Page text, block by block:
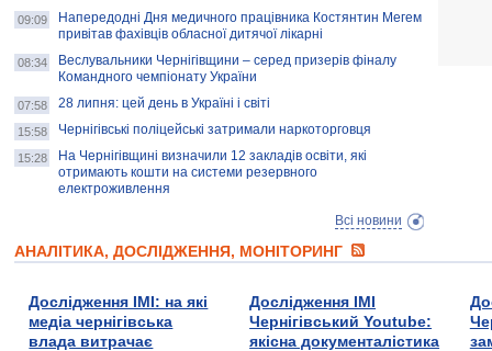
09:09
Напередодні Дня медичного працівника Костянтин Мегем
привітав фахівців обласної дитячої лікарні
08:34
Веслувальники Чернігівщини – серед призерів фіналу
Командного чемпіонату України
07:58 28 липня: цей день в Україні і світі
15:58 Чернігівські поліцейські затримали наркоторговця
15:28
На Чернігівщині визначили 12 закладів освіти, які
отримають кошти на системи резервного
електроживлення
Всі новини
АНАЛІТИКА, ДОСЛІДЖЕННЯ, МОНІТОРИНГ
Дослідження ІМІ: на які
медіа чернігівська
влада витрачає
Дослідження ІМІ
Чернігівський Youtube:
якісна документалістика